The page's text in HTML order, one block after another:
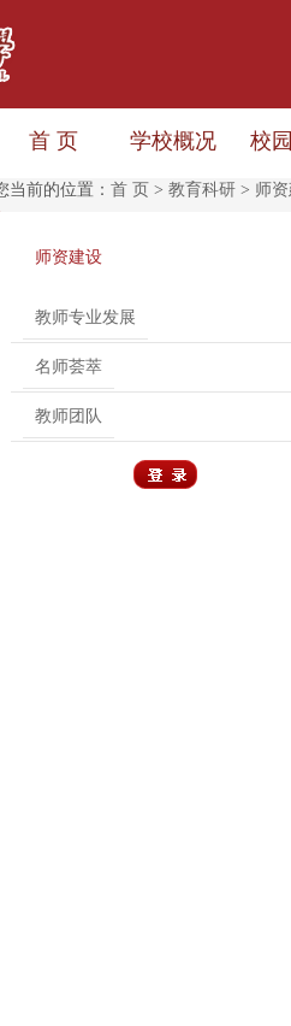
首 页 学校概况 校
当前的位置： 首 页 > 教育科研 > 师
师资建设
教师专业发展
名师荟萃
教师团队